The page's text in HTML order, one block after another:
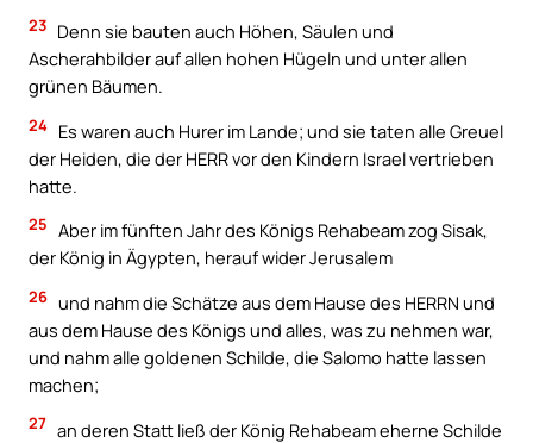
23 Denn sie bauten auch Höhen, Säulen und
Ascherahbilder auf allen hohen Hügeln und unter allen
grünen Bäumen.
24 Es waren auch Hurer im Lande; und sie taten alle Greuel
der Heiden, die der HERR vor den Kindern Israel vertrieben
hatte.
25 Aber im fünften Jahr des Königs Rehabeam zog Sisak,
der König in Ägypten, herauf wider Jerusalem
26 und nahm die Schätze aus dem Hause des HERRN und
aus dem Hause des Königs und alles, was zu nehmen war,
und nahm alle goldenen Schilde, die Salomo hatte lassen
machen;
27 an deren Statt ließ der König Rehabeam eherne Schilde